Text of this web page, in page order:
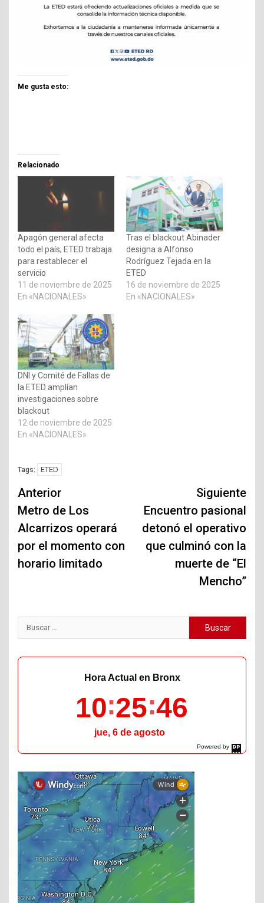
Me gusta esto:
Relacionado
Apagón general afecta
todo el país; ETED trabaja
para restablecer el
servicio
11 de noviembre de 2025
En «NACIONALES»
Tras el blackout Abinader
designa a Alfonso
Rodríguez Tejada en la
ETED
16 de noviembre de 2025
En «NACIONALES»
DNI y Comité de Fallas de
la ETED amplían
investigaciones sobre
blackout
12 de noviembre de 2025
En «NACIONALES»
Tags: ETED
Navegación
de
entradas
Anterior
Metro de Los
Alcarrizos operará
por el momento con
horario limitado
Siguiente
Encuentro pasional
detonó el operativo
que culminó con la
muerte de “El
Mencho”
Buscar:
Powered by
DaysPedia.com
Hora Actual en Bronx
10 25 47
jue, 6 de agosto